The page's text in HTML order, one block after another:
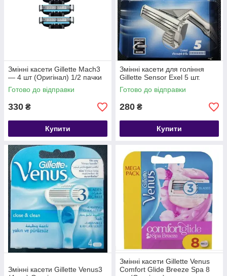
Змінні касети Gillette Mach3
— 4 шт (Оригінал) 1/2 пачки
Готово до відправки
330 ₴
Купити
Змінні касети для гоління
Gillette Sensor Exel 5 шт.
Готово до відправки
280 ₴
Купити
Змінні касети Gillette Venus3
Змінні касети Gillette Venus
Comfort Glide Breeze Spa 8